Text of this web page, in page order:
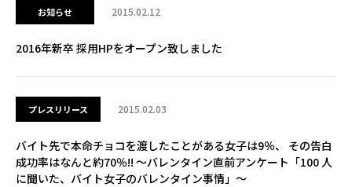
お知らせ 2015.02.12
2016年新卒 採用HPをオープン致しました
プレスリリース 2015.02.03
バイト先で本命チョコを渡したことがある女子は9％、 その告白
成功率はなんと約70％!! ～バレンタイン直前アンケート「100 人
に聞いた、バイト女子のバレンタイン事情」～